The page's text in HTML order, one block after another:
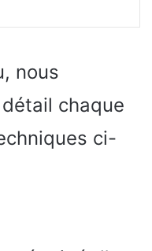
nous
chaque
ci-